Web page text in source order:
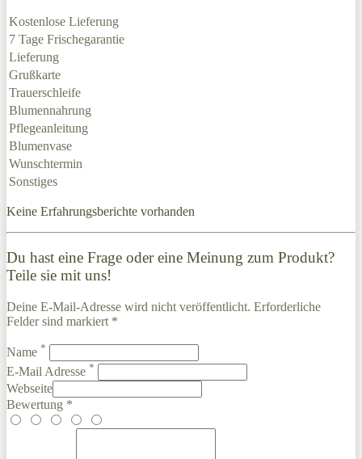
Kostenlose Lieferung
7 Tage Frischegarantie
Lieferung
Grußkarte
Trauerschleife
Blumennahrung
Pflegeanleitung
Blumenvase
Wunschtermin
Sonstiges
Keine Erfahrungsberichte vorhanden
Du hast eine Frage oder eine Meinung zum Produkt?
Teile sie mit uns!
Deine E-Mail-Adresse wird nicht veröffentlicht. Erforderliche
Felder sind markiert *
Name *
E-Mail Adresse *
Webseite
Bewertung *